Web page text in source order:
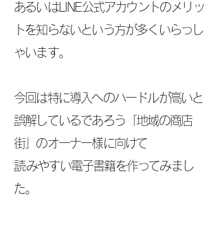
あるいはLINE公式アカウントのメリッ
トを知らないという方が多くいらっし
ゃいます。
今回は特に導入へのハードルが高いと
誤解しているであろう「地域の商店
街」のオーナー様に向けて
​読みやすい電子書籍を作ってみまし
た。